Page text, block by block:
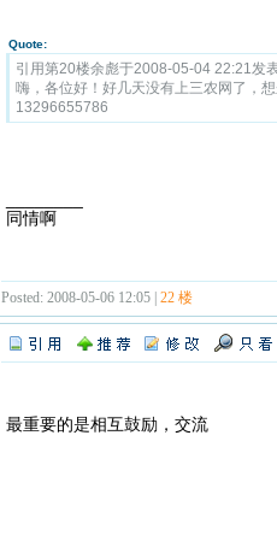
Quote:
引用第20楼余彪于2008-05-04 22:21发
嗨，各位好！好几天没有上三农网了，
13296655786
同情啊
Posted: 2008-05-06 12:05 | 22 楼
最重要的是相互鼓励，交流